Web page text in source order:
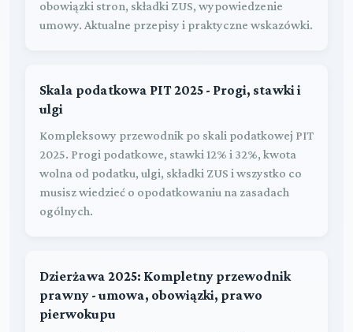
obowiązki stron, składki ZUS, wypowiedzenie
umowy. Aktualne przepisy i praktyczne wskazówki.
Skala podatkowa PIT 2025 - Progi, stawki i
ulgi
Kompleksowy przewodnik po skali podatkowej PIT
2025. Progi podatkowe, stawki 12% i 32%, kwota
wolna od podatku, ulgi, składki ZUS i wszystko co
musisz wiedzieć o opodatkowaniu na zasadach
ogólnych.
Dzierżawa 2025: Kompletny przewodnik
prawny - umowa, obowiązki, prawo
pierwokupu